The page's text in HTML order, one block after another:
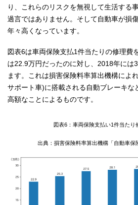
り、これらのリスクを無視して生活する
過言ではありません。そして自動車が損
年々高くなっています。
図表6は車両保険支払1件当たりの修理費
は22.9万円だったのに対し、2018年には
ます。これは損害保険料率算出機構によ
サポート車)に搭載される自動ブレーキな
高額なことによるものです。
図表6：車両保険支払い1件当たり
出典：損害保険料率算出機構「自動車保